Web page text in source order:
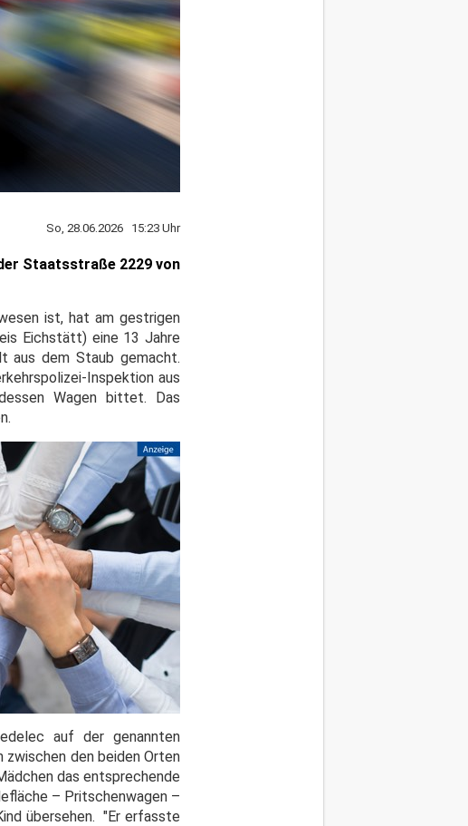
So, 28.06.2026 15:23 Uhr
Staatsstraße 2229 von
ist, hat am gestrigen
Eichstätt) eine 13 Jahre
aus dem Staub gemacht.
Inspektion aus
Wagen bittet. Das
auf der genannten
den beiden Orten
das entsprechende
– Pritschenwagen –
übersehen. "Er erfasste